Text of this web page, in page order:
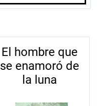
El hombre que
se enamoró de
la luna